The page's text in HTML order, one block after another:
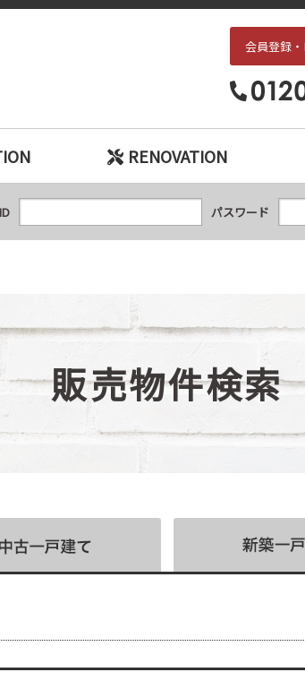
交野エリアの中古戸建て、中古マンションをお探しなら
会員登録
RENOVATION
パスワード
販売物件検索